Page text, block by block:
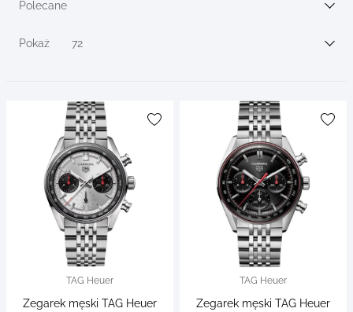
Sortuj wg
Polecane
Pokaż 72
TAG Heuer
Zegarek męski TAG Heuer
TAG Heuer
Zegarek męski TAG Heuer